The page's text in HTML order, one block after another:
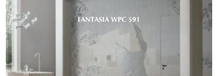
FANTASIA WPC 591